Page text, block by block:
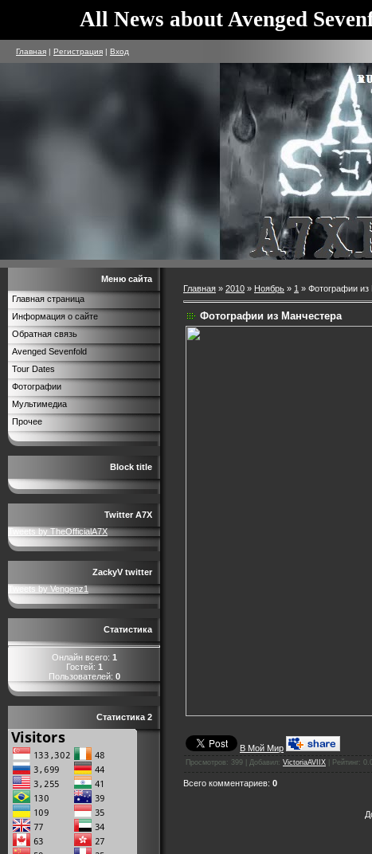
All News about Avenged
Главная | Регистрация | Вход
Меню сайта
Главная страница
Информация о сайте
Обратная связь
Avenged Sevenfold
Tour Dates
Фотографии
Мультимедиа
Прочее
Block title
Twitter A7X
Tweets by TheOfficialA7X
ZackyV twitter
Tweets by Vengenz1
Статистика
Онлайн всего: 1
Гостей: 1
Пользователей: 0
Статистика 2
Главная » 2010 » Ноябрь » 1 » Фотографии из
Фотографии из Манчестера
В Мой Мир
Просмотров : 399 Добавил: VictoriaAVIIX Рейтинг:
Всего комментариев: 0